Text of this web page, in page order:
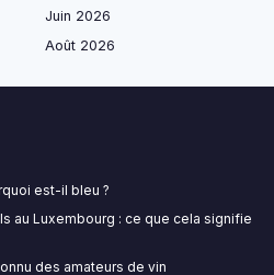
Juin 2026
Août 2026
est-il bleu ?
au Luxembourg : ce que cela signifie
des amateurs de vin